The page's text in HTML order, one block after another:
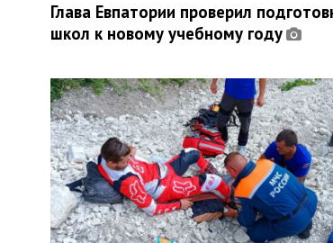
Глава Евпатории проверил
школ к новому учебному году